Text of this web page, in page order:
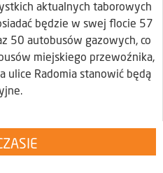
aktualnych taborowych
będzie w swej flocie 57
50 autobusów gazowych, co
miejskiego przewoźnika,
ulice Radomia stanowić będą